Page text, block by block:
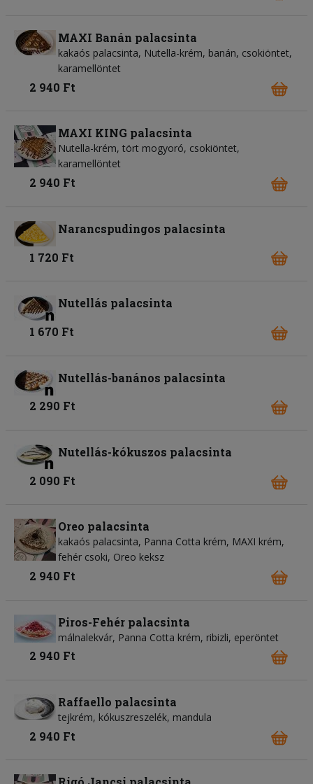
MAXI Banán palacsinta
kakaós palacsinta, Nutella-krém, banán, csokiöntet,
karamellöntet
2 940 Ft
MAXI KING palacsinta
Nutella-krém, tört mogyoró, csokiöntet,
karamellöntet
2 940 Ft
Narancspudingos palacsinta
1 720 Ft
Nutellás palacsinta
1 670 Ft
Nutellás-banános palacsinta
2 290 Ft
Nutellás-kókuszos palacsinta
2 090 Ft
Oreo palacsinta
kakaós palacsinta, Panna Cotta krém, MAXI krém,
fehér csoki, Oreo keksz
2 940 Ft
Piros-Fehér palacsinta
málnalekvár, Panna Cotta krém, ribizli, eperöntet
2 940 Ft
Raffaello palacsinta
tejkrém, kókuszreszelék, mandula
2 940 Ft